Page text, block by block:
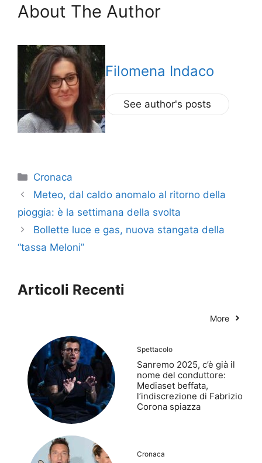
About The Author
Filomena Indaco
See author's posts
Categorie
Cronaca
Meteo, dal caldo anomalo al ritorno della
pioggia: è la settimana della svolta
Bollette luce e gas, nuova stangata della
“tassa Meloni”
Articoli Recenti
More
Spettacolo
Sanremo 2025, c’è già il
nome del conduttore:
Mediaset beffata,
l’indiscrezione di Fabrizio
Corona spiazza
Cronaca